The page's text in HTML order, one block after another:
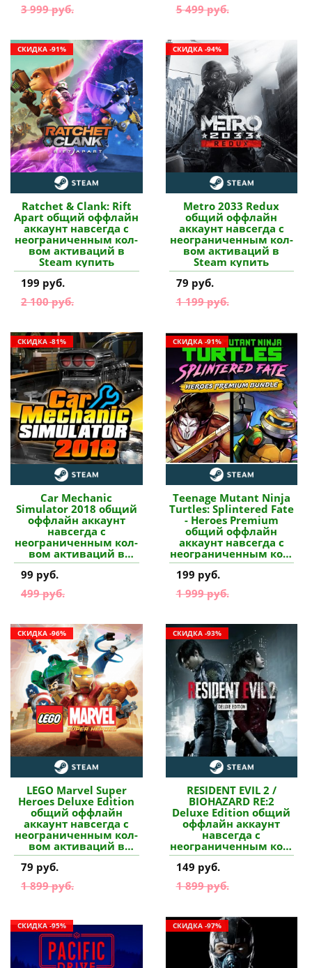
3 999 руб.
5 499 руб.
СКИДКА -91%
Ratchet & Clank: Rift
Apart общий оффлайн
аккаунт навсегда с
неограниченным кол-
вом активаций в
Steam купить
199 руб.
2 100 руб.
СКИДКА -94%
Metro 2033 Redux
общий оффлайн
аккаунт навсегда с
неограниченным кол-
вом активаций в
Steam купить
79 руб.
1 199 руб.
СКИДКА -81%
Car Mechanic
Simulator 2018 общий
оффлайн аккаунт
навсегда с
неограниченным кол-
вом активаций в
Steam купить
99 руб.
499 руб.
СКИДКА -91%
Teenage Mutant Ninja
Turtles: Splintered Fate
- Heroes Premium
общий оффлайн
аккаунт навсегда с
неограниченным кол-
вом активаций в
Steam купить
199 руб.
1 999 руб.
СКИДКА -96%
LEGO Marvel Super
Heroes Deluxe Edition
общий оффлайн
аккаунт навсегда с
неограниченным кол-
вом активаций в
Steam купить
79 руб.
1 899 руб.
СКИДКА -93%
RESIDENT EVIL 2 /
BIOHAZARD RE:2
Deluxe Edition общий
оффлайн аккаунт
навсегда с
неограниченным кол-
вом активаций в
Steam купить
149 руб.
1 899 руб.
СКИДКА -95% СКИДКА -97%